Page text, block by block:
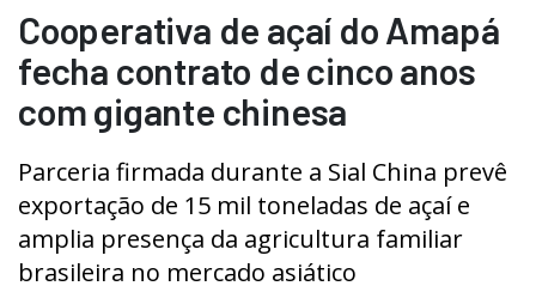
Cooperativa de açaí do Amapá
fecha contrato de cinco anos
com gigante chinesa
Parceria firmada durante a Sial China prevê
exportação de 15 mil toneladas de açaí e
amplia presença da agricultura familiar
brasileira no mercado asiático